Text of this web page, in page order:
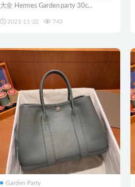
大全 Hermes Garden party 30c...
2021-11-22 743
Garden Party